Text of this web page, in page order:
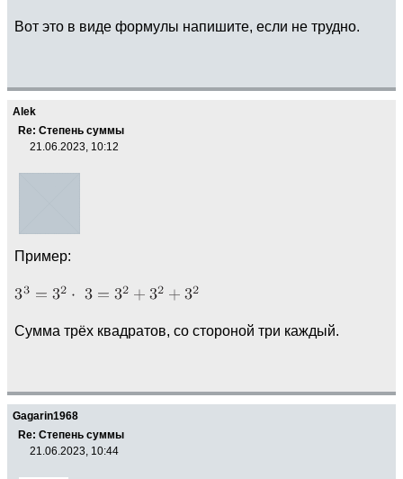
Вот это в виде формулы напишите, если не трудно.
Alek
Re: Степень суммы
21.06.2023, 10:12
Пример:
Сумма трёх квадратов, со стороной три каждый.
Gagarin1968
Re: Степень суммы
21.06.2023, 10:44